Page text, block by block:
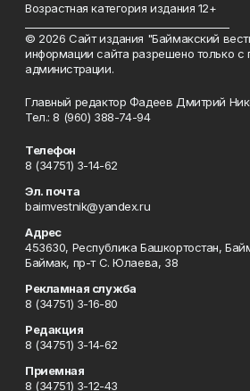
Возрастная категория издания 12+
© 2026 Сайт издания "Баймакский
информации сайта разрешено только с
администрации.
Главный редактор Фадеев Дмитрий
Тел.: 8 (960) 388-74-94
Телефон
8 (34751) 3-14-62
Эл. почта
baimvestnik@yandex.ru
Адрес
453630, Республика Башкортостан,
Баймак, пр-т С. Юлаева, 38
Рекламная служба
8 (34751) 3-16-80
Редакция
8 (34751) 3-14-62
Приемная
8 (34751) 3-12-43